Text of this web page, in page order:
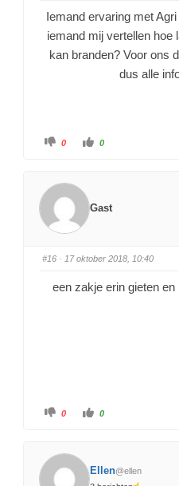
Iemand ervaring met
iemand mij vertellen hoe
kan branden? Voor ons
dus alle
0 0
Gast
#16 · 17 oktober 2018, 10:40
een zakje erin gieten
0 0
Ellen@ellen